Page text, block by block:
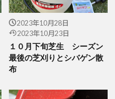
2023年10月28日
2023年10月23日
１０月下旬芝生 シーズン
最後の芝刈りとシバゲン散
布